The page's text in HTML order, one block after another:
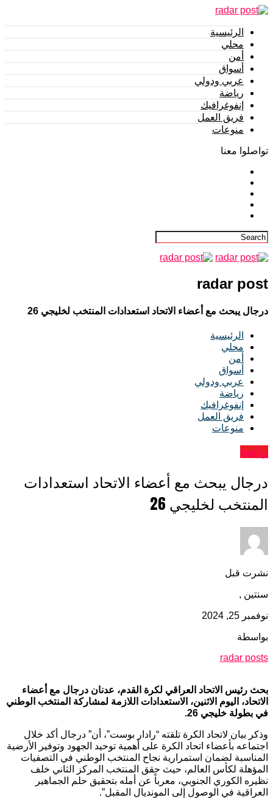
الرئيسية
محلي
أمن
أسواق
عربي ودولي
رياضة
إنفوغرافيك
فريق العمل
منوعات
تواصلوا معنا
radar post
درجال يبحث مع أعضاء الاتحاد استعدادات المنتخب لخليجي 26
الرئيسية
محلي
أمن
أسواق
عربي ودولي
رياضة
إنفوغرافيك
فريق العمل
منوعات
رياضة
درجال يبحث مع أعضاء الاتحاد استعدادات
المنتخب لخليجي 26
نشرت قبل
سنتين ,
نوفمبر 25, 2024
بواسطة
radar posts
بحث رئيس الاتحاد العراقي لكرة القدم، عدنان درجال مع أعضاء
الاتحاد، اليوم الاثنين، الاستعدادات اللازمة لمشاركة المنتخب الوطني
في بطولة خليجي 26.
وذكر بيان لاتحاد الكرة تلقته “رادار بوست”، أن” درجال أكد خلال
اجتماعه بأعضاء اتحاد الكرة على أهمية توحيد الجهود وتوفير الأرضية
المناسبة لضمان استمرارية نجاح المنتخب الوطني في التصفيات
المؤهلة لكأس العالم، حيث حقق المنتخب المركز الثاني خلف
نظيره الكوري الجنوبي، معرباً عن أمله بتحقيق حلم الجماهير
العراقية في الوصول إلى المونديال المقبل”.